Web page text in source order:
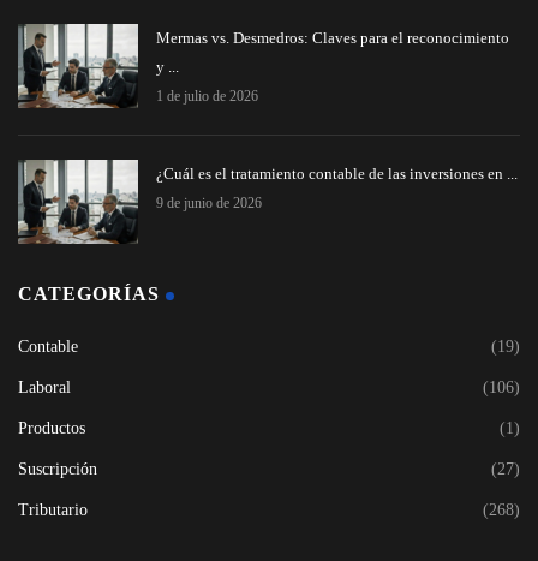
Mermas vs. Desmedros: Claves para el reconocimiento
y ...
1 de julio de 2026
¿Cuál es el tratamiento contable de las inversiones en ...
9 de junio de 2026
CATEGORÍAS
Contable (19)
Laboral (106)
Productos (1)
Suscripción (27)
Tributario (268)